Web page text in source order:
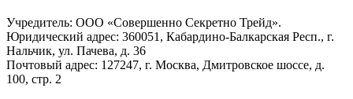
Учредитель: ООО «Совершенно Секретно Трейд».
Юридический адрес: 360051, Кабардино-Балкарская Респ., г.
Нальчик, ул. Пачева, д. 36
Почтовый адрес: 127247, г. Москва, Дмитровское шоссе, д.
100, стр. 2